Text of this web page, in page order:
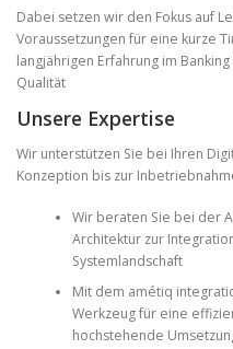
Dabei setzen wir den Fokus auf
Voraussetzungen für eine kurze
langjährigen Erfahrung im
Qualität
Unsere Expertise
Wir unterstützen Sie bei Ihren
Konzeption bis zur
Wir beraten Sie bei der
Architektur zur
Systemlandschaft
Mit dem amétiq
Werkzeug für eine
hochstehende